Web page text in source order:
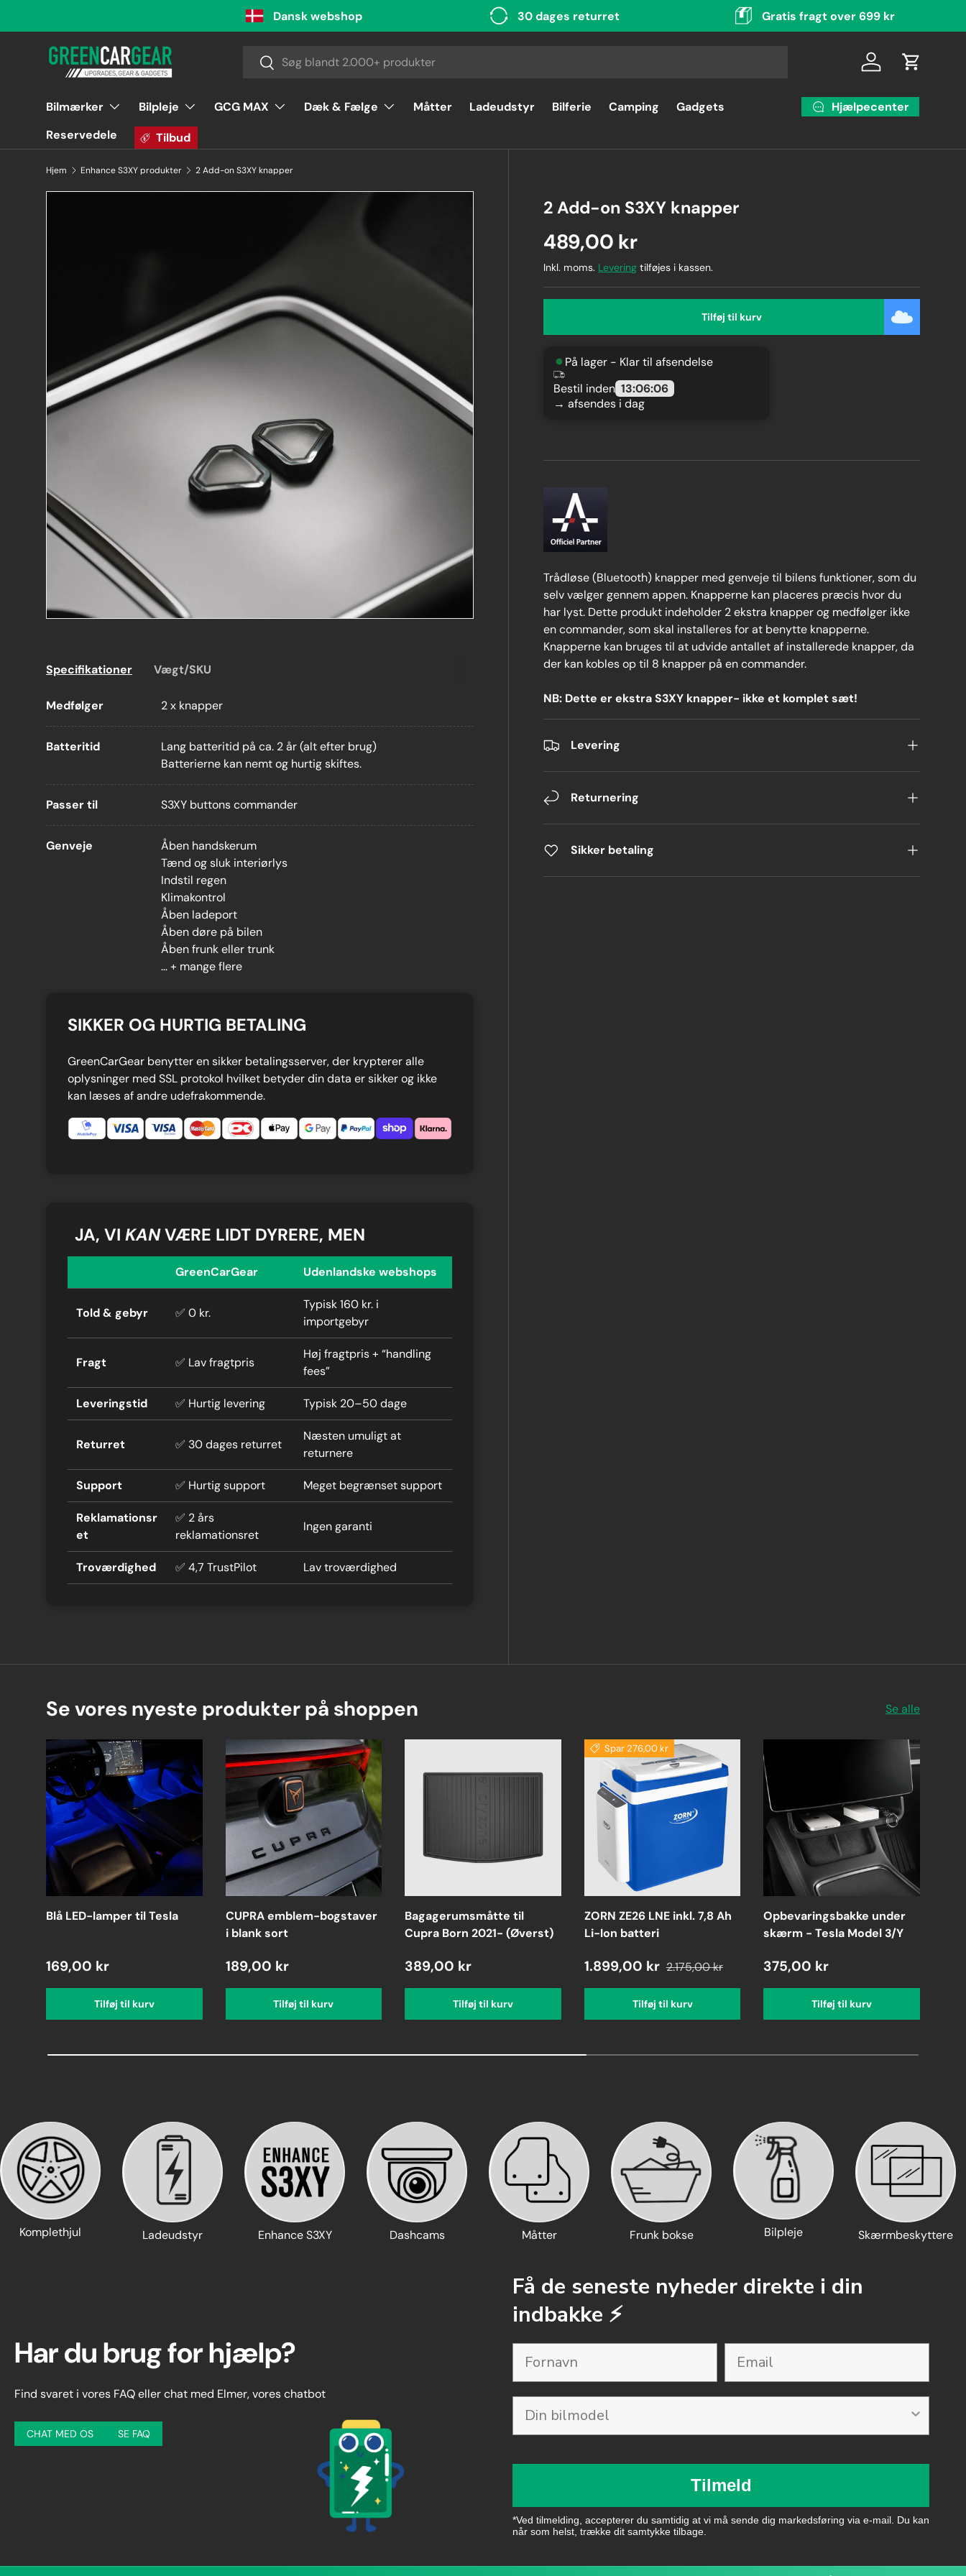
Dansk webshop 30 dages returret Gratis fragt over 699 kr
Søg Log ind
Bilmærker Bilpleje GCG MAX Dæk & Fælge Måtter Ladeudstyr Bilferie Camping
Gadgets
Reservedele
Tilbud
Hjælpecenter
Hjem Enhance S3XY produkter 2 Add-on S3XY knapper
2 Add-on S3XY knapper
489,00 kr
Inkl. moms. Levering tilføjes i kassen.
Tilføj til kurv
På lager - Klar til afsendelse
Bestil inden 13:06:05
→ afsendes i dag
Trådløse (Bluetooth) knapper med genveje til bilens funktioner, som du
selv vælger gennem appen. Knapperne kan placeres præcis hvor du
har lyst. Dette produkt indeholder 2 ekstra knapper og medfølger ikke
en commander, som skal installeres for at benytte knapperne.
Knapperne kan bruges til at udvide antallet af installerede knapper, da
der kan kobles op til 8 knapper på en commander.
NB: Dette er ekstra S3XY knapper- ikke et komplet sæt!
Levering
Returnering
Sikker betaling
Specifikationer Vægt/SKU
Medfølger 2 x knapper
Batteritid
Lang batteritid på ca. 2 år (alt efter brug)
Batterierne kan nemt og hurtig skiftes.
Passer til S3XY buttons commander
Genveje
Åben handskerum
Tænd og sluk interiørlys
Indstil regen
Klimakontrol
Åben ladeport
Åben døre på bilen
Åben frunk eller trunk
… + mange flere
SIKKER OG HURTIG BETALING
GreenCarGear benytter en sikker betalingsserver, der krypterer alle
oplysninger med SSL protokol hvilket betyder din data er sikker og ikke
kan læses af andre udefrakommende.
JA, VI KANVÆRE LIDT DYRERE, MEN
GreenCarGear Udenlandske webshops
Told & gebyr ✅ 0 kr.
Typisk 160 kr. i
importgebyr
Fragt ✅ Lav fragtpris
Høj fragtpris + “handling
fees”
Leveringstid ✅ Hurtig levering Typisk 20–50 dage
Returret ✅ 30 dages returret
Næsten umuligt at
returnere
Support ✅ Hurtig support Meget begrænset support
Reklamationsr
et
✅ 2 års
reklamationsret
Ingen garanti
Troværdighed ✅ 4,7 TrustPilot Lav troværdighed
Se vores nyeste produkter på shoppen Se alle
Blå LED-lamper til Tesla
169,00 kr
Tilføj til kurv
CUPRA emblem-bogstaver
i blank sort
189,00 kr
Tilføj til kurv
Bagagerumsmåtte til
Cupra Born 2021- (Øverst)
389,00 kr
Tilføj til kurv
Spar 276,00 kr
ZORN ZE26 LNE inkl. 7,8 Ah
Li-Ion batteri
1.899,00 kr 2.175,00 kr
Tilføj til kurv
Opbevaringsbakke under
skærm - Tesla Model 3/Y
375,00 kr
Tilføj til kurv
Komplethjul Ladeudstyr Enhance S3XY Dashcams Måtter Frunk bokse Bilpleje Skærmbeskyttere
Har du brug for hjælp?
Find svaret i vores FAQ eller chat med Elmer, vores chatbot
CHAT MED OS SE FAQ
Få de seneste nyheder direkte i din
indbakke ⚡️
Tilmeld
*Ved tilmelding, accepterer du samtidig at vi må sende dig markedsføring via e-mail. Du kan
når som helst, trække dit samtykke tilbage.